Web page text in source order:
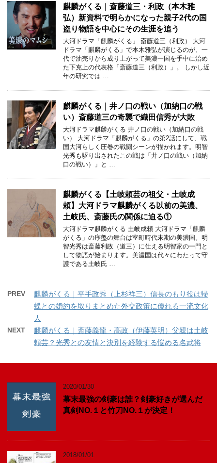
麒麟がくる｜斎藤道三・利政（本木雅
弘）新資料で明らかになった親子2代の国
盗り物語を中心にその生涯を追う
大河ドラマ「麒麟がくる」 斎藤道三（利政） 大河
ドラマ「麒麟がくる」で本木雅弘が演じるのが、一
代で油売りから成り上がって美濃一国を手中に治め
た下克上の代表格「斎藤道三（利政）」。 しかし近
年の研究では …
麒麟がくる｜井ノ口の戦い（加納口の戦
い）斎藤道三の奇襲で織田信秀が大敗
大河ドラマ麒麟がくる 井ノ口の戦い（加納口の戦
い） 大河ドラマ「麒麟がくる」の第2話にして、戦
国大河らしく圧巻の戦闘シーンが描かれます。明智
光秀も駆り出されたこの戦は「井ノ口の戦い（加納
口の戦い）」と …
麒麟がくる【土岐頼芸の祖父・土岐成
頼】大河ドラマ麒麟がくる以前の美濃、
土岐氏、斎藤氏の関係に迫る①
大河ドラマ麒麟がくる 土岐成頼 大河ドラマ「麒麟
がくる」の序盤の舞台は室町時代末期の美濃国。明
智光秀は斎藤利政（道三）に仕える明智家の一門と
して物語が始まります。美濃国は代々にわたって守
護である土岐氏 …
PREV
麒麟がくる｜平手政秀（上杉祥三）信長のもり役は帰
蝶との婚約を取りまとめた外交政策に優れる一流文化
人
NEXT
麒麟がくる｜斎藤義龍・高政（伊藤英明）父親は土岐
頼芸？光秀との友情と決別を経験する悩める名武将
2020/01/30
幕末最強の剣豪は誰？剣豪好きが選んだ
真剣NO.１と竹刀NO.１が決定！
2018/01/01